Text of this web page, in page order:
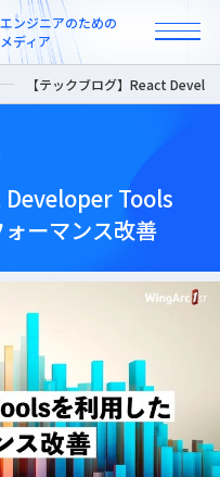
エンジニアのための
メディア
【テックブログ】React
Developer Tools
ーマンス改善